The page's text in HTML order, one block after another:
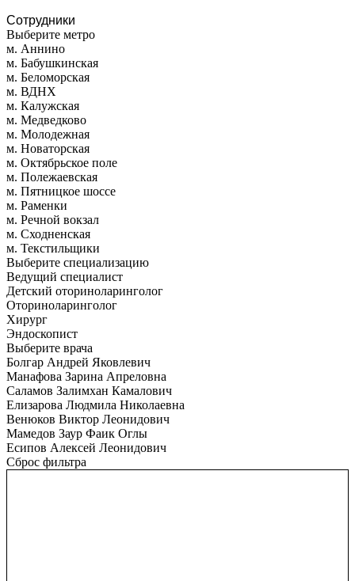
Сотрудники
Выберите метро
м. Аннино
м. Бабушкинская
м. Беломорская
м. ВДНХ
м. Калужская
м. Медведково
м. Молодежная
м. Новаторская
м. Октябрьское поле
м. Полежаевская
м. Пятницкое шоссе
м. Раменки
м. Речной вокзал
м. Сходненская
м. Текстильщики
Выберите специализацию
Ведущий специалист
Детский оториноларинголог
Оториноларинголог
Хирург
Эндоскопист
Выберите врача
Болгар Андрей Яковлевич
Манафова Зарина Апреловна
Саламов Залимхан Камалович
Елизарова Людмила Николаевна
Венюков Виктор Леонидович
Мамедов Заур Фаик Оглы
Есипов Алексей Леонидович
Сброс фильтра